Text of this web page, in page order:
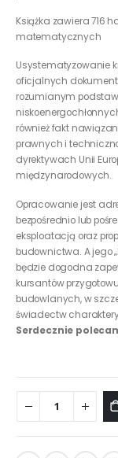
Książka zawiera 716
matematycznych
Usystematyzowanie
oficjalnych
rozumianym
również fakt
prawnych i
dyrektywach Unii
międzynarodowych.
Opracowanie jest
bezpośrednio lub
eksploatacją oraz
budownictwa. A jego
będzie dogodna
kursantów
budowlanych, w
świadectw
Serdecznie